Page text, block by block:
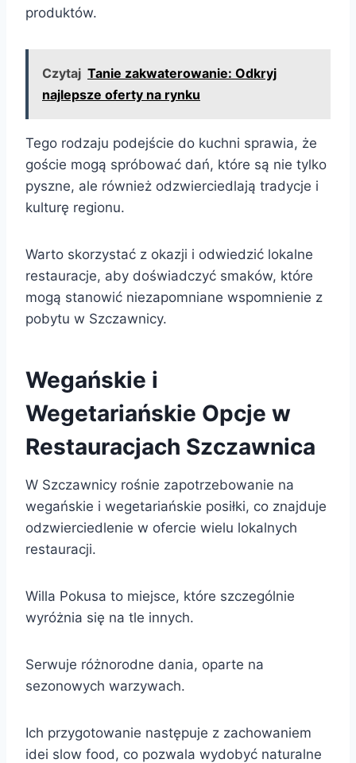
produktów.
Czytaj Tanie zakwaterowanie: Odkryj
najlepsze oferty na rynku
Tego rodzaju podejście do kuchni sprawia, że
goście mogą spróbować dań, które są nie tylko
pyszne, ale również odzwierciedlają tradycje i
kulturę regionu.
Warto skorzystać z okazji i odwiedzić lokalne
restauracje, aby doświadczyć smaków, które
mogą stanowić niezapomniane wspomnienie z
pobytu w Szczawnicy.
Wegańskie i
Wegetariańskie Opcje w
Restauracjach Szczawnica
W Szczawnicy rośnie zapotrzebowanie na
wegańskie i wegetariańskie posiłki, co znajduje
odzwierciedlenie w ofercie wielu lokalnych
restauracji.
Willa Pokusa to miejsce, które szczególnie
wyróżnia się na tle innych.
Serwuje różnorodne dania, oparte na
sezonowych warzywach.
Ich przygotowanie następuje z zachowaniem
idei slow food, co pozwala wydobyć naturalne